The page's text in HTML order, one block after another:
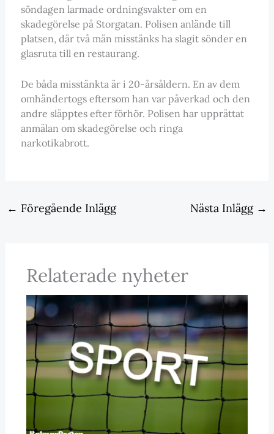
söndagen larmade ordningsvakter om en
skadegörelse på Storgatan. Polisen anlände till
platsen, där två män misstänks ha slagit sönder en
glasruta till en restaurang.
De båda misstänkta är i 20-årsåldern. En av dem
omhändertogs eftersom han var påverkad och den
andre släpptes efter förhör. Polisen har upprättat
anmälan om skadegörelse och ringa
narkotikabrott.
← Föregående Inlägg Nästa Inlägg →
Relaterade nyheter